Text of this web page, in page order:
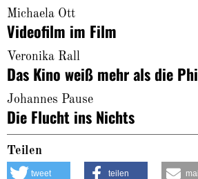
Michaela Ott
Videofilm im Film
Veronika Rall
Das Kino weiß mehr als die
Johannes Pause
Die Flucht ins Nichts
Teilen
tweet teilen mail